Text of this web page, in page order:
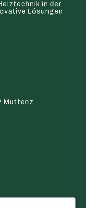
in der
Lösungen
Muttenz